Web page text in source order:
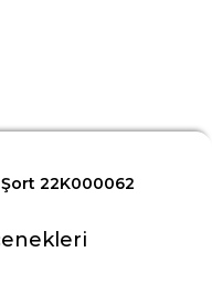
22K000062